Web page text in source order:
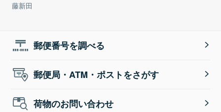
藤新田
郵便番号を調べる
郵便局・ATM・ポストをさがす
荷物のお問い合わせ